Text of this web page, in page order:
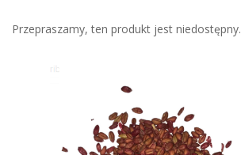
Przepraszamy, ten produkt jest niedostępny.